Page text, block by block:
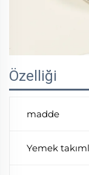
Özelliği
madde
Yemek